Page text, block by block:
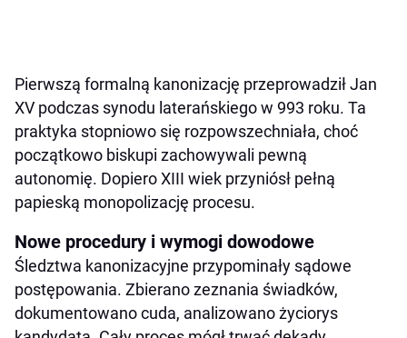
Pierwszą formalną kanonizację przeprowadził Jan
XV podczas synodu laterańskiego w 993 roku. Ta
praktyka stopniowo się rozpowszechniała, choć
początkowo biskupi zachowywali pewną
autonomię. Dopiero XIII wiek przyniósł pełną
papieską monopolizację procesu.
Nowe procedury i wymogi dowodowe
Śledztwa kanonizacyjne przypominały sądowe
postępowania. Zbierano zeznania świadków,
dokumentowano cuda, analizowano życiorys